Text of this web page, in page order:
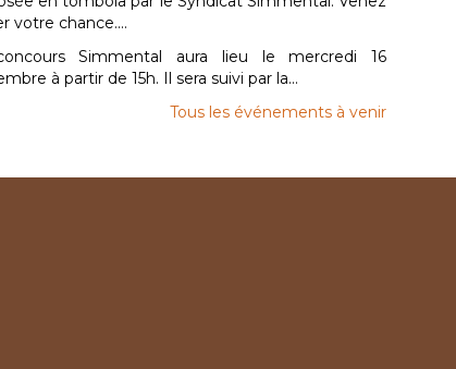
votre chance....
Simmental aura lieu le mercredi 16
à partir de 15h. Il sera suivi par la...
Tous les événements à venir